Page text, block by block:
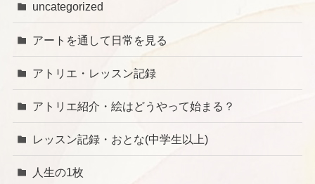
uncategorized
アートを通して日常を見る
アトリエ・レッスン記録
アトリエ紹介・絵はどうやって始まる？
レッスン記録・おとな(中学生以上)
人生の1枚